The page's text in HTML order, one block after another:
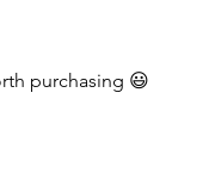
purchasing 😃